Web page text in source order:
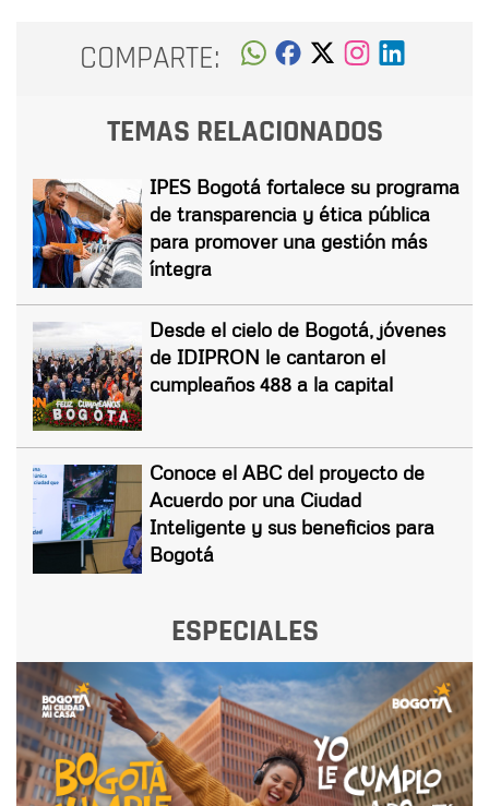
COMPARTE:
TEMAS RELACIONADOS
IPES Bogotá fortalece su programa
de transparencia y ética pública
para promover una gestión más
íntegra
Desde el cielo de Bogotá, jóvenes
de IDIPRON le cantaron el
cumpleaños 488 a la capital
Conoce el ABC del proyecto de
Acuerdo por una Ciudad
Inteligente y sus beneficios para
Bogotá
ESPECIALES